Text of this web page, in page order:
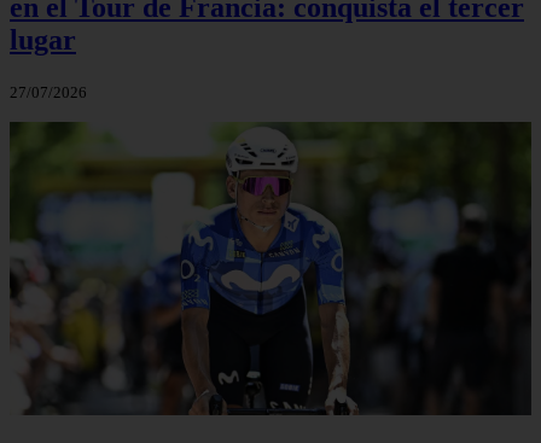
en el Tour de Francia: conquista el tercer
lugar
27/07/2026